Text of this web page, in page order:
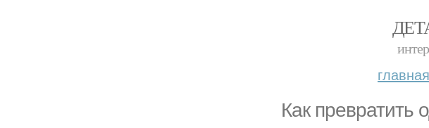
главная
Как превратить